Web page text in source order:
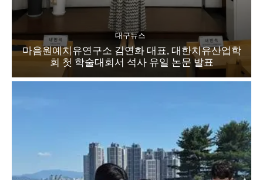
대구뉴스
마음원예치유연구소 김연화 대표, 대한치유산업학
회 첫 학술대회서 석사 유일 논문 발표